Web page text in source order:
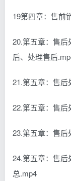
19第四章：售前
20.第五章：售
后、处理售后
21.第五章：售
22.第五章：售
23.第五章：售
24.第五章：售
总.mp4